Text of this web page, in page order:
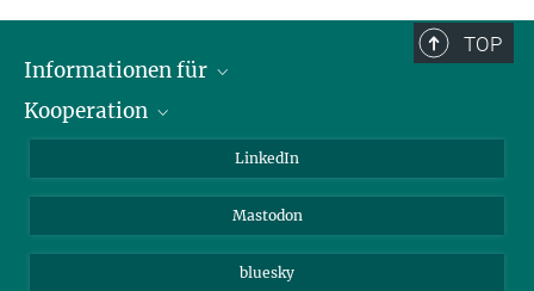
TOP
Informationen für
Journalisten
Kooperation
Max-Planck-Gesellschaft
Beutenberg Campus e.V.
LinkedIn
Mastodon
bluesky